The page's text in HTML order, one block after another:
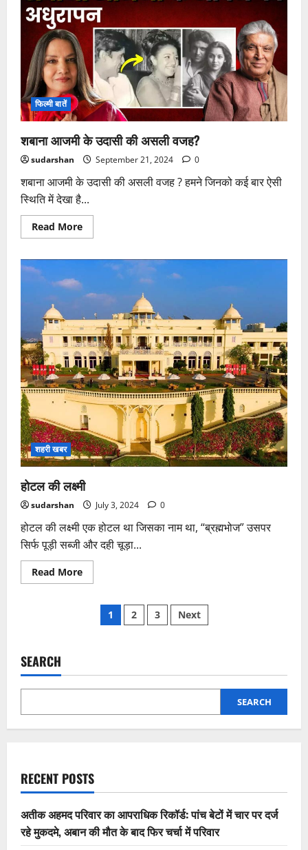
फिल्म
में
गाने
रोका
राजकुमार
राव
ने
॥
फिल्मी बातें
शबाना आजमी के उदासी की असली वजह?
sudarshan September 21, 2024 0
शबाना आजमी के उदासी की असली वजह ? हमने जिनको कई बार ऐसी
स्थिति में देखा है...
Read MoreRead
more
आजमी
उदासी
की
वजह?
शहरी खबर
होटल की लक्ष्मी
sudarshan July 3, 2024 0
होटल की लक्ष्मी एक होटल था जिसका नाम था, “ब्रह्मभोज” उसपर
सिर्फ पूड़ी सब्जी और दही चूड़ा...
Read MoreRead
more
Posts
1 2 3 Next
SEARCH
SEARCH
RECENT POSTS
अतीक अहमद परिवार का आपराधिक रिकॉर्ड: पांच बेटों में चार पर दर्ज
रहे मुकदमे, अबान की मौत के बाद फिर चर्चा में परिवार